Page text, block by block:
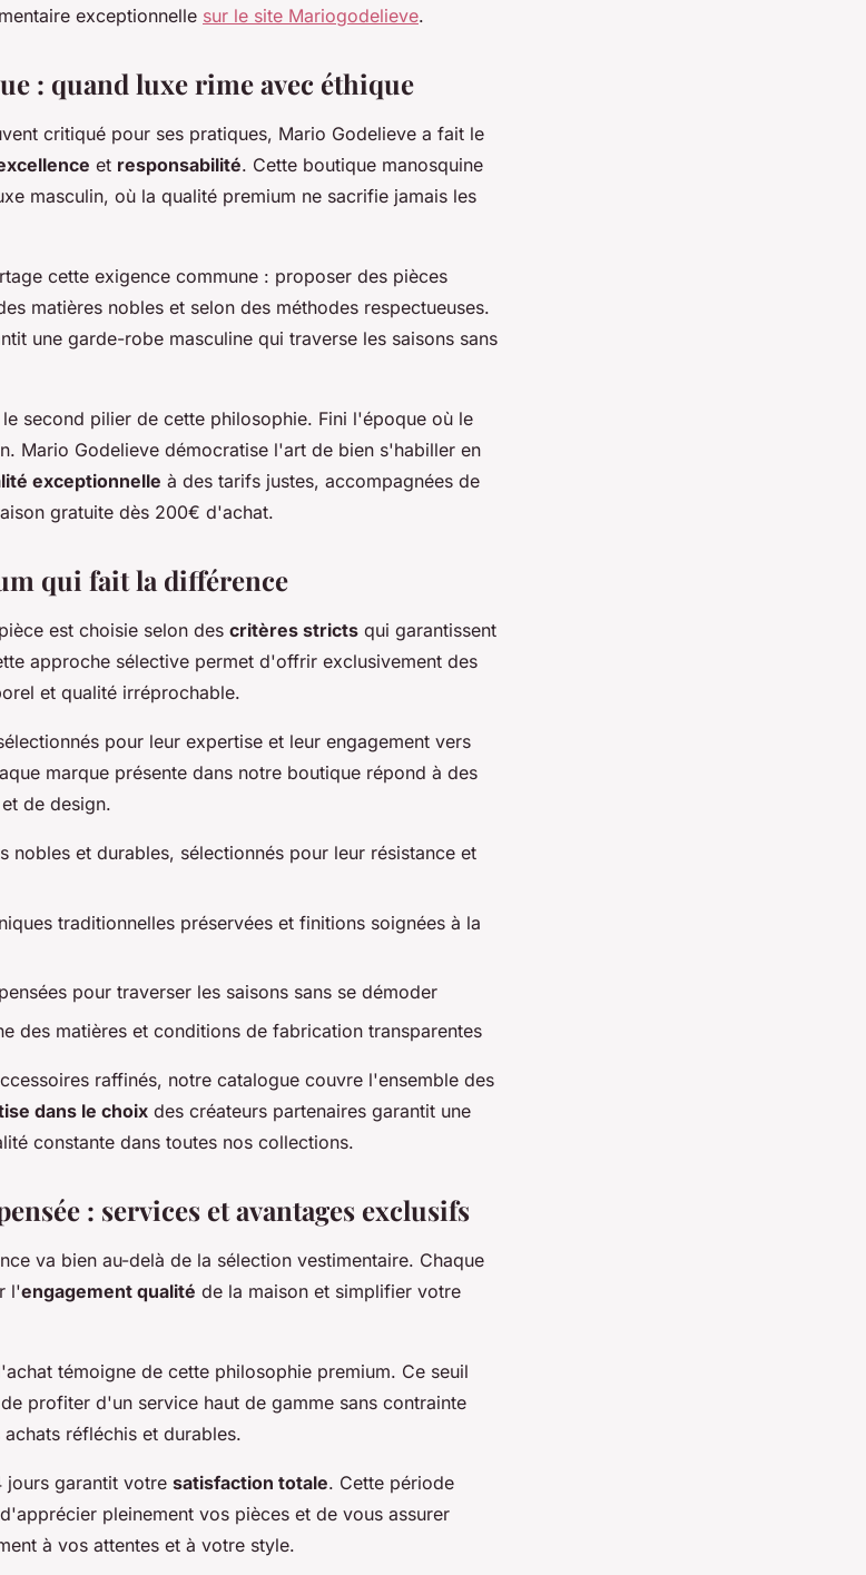
exceptionnelle sur le site Mariogodelieve.
: quand luxe rime avec éthique
critiqué pour ses pratiques, Mario Godelieve a fait le
et responsabilité. Cette boutique manosquine
masculin, où la qualité premium ne sacrifie jamais les
cette exigence commune : proposer des pièces
matières nobles et selon des méthodes respectueuses.
une garde-robe masculine qui traverse les saisons sans
second pilier de cette philosophie. Fini l'époque où le
Mario Godelieve démocratise l'art de bien s'habiller en
exceptionnelle à des tarifs justes, accompagnées de
gratuite dès 200€ d'achat.
qui fait la différence
est choisie selon des critères stricts qui garantissent
approche sélective permet d'offrir exclusivement des
et qualité irréprochable.
pour leur expertise et leur engagement vers
marque présente dans notre boutique répond à des
de design.
nobles et durables, sélectionnés pour leur résistance et
traditionnelles préservées et finitions soignées à la
pour traverser les saisons sans se démoder
des matières et conditions de fabrication transparentes
raffinés, notre catalogue couvre l'ensemble des
dans le choix des créateurs partenaires garantit une
constante dans toutes nos collections.
: services et avantages exclusifs
va bien au-delà de la sélection vestimentaire. Chaque
l'engagement qualité de la maison et simplifier votre
témoigne de cette philosophie premium. Ce seuil
profiter d'un service haut de gamme sans contrainte
réfléchis et durables.
jours garantit votre satisfaction totale. Cette période
pleinement vos pièces et de vous assurer
à vos attentes et à votre style.